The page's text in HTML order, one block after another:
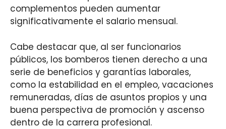
complementos pueden aumentar
significativamente el salario mensual.
Cabe destacar que, al ser funcionarios
públicos, los bomberos tienen derecho a una
serie de beneficios y garantías laborales,
como la estabilidad en el empleo, vacaciones
remuneradas, días de asuntos propios y una
buena perspectiva de promoción y ascenso
dentro de la carrera profesional.